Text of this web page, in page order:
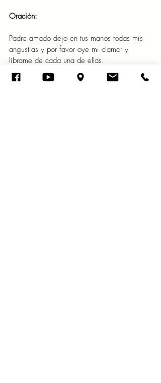
Oración:
Padre amado dejo en tus manos todas mis
angustias y por favor oye mi clamor y
líbrame de cada una de ellas.
Un momento con la palabra
palabra de Dios
meditaciones
reflexiones
iglesia luz y verdad